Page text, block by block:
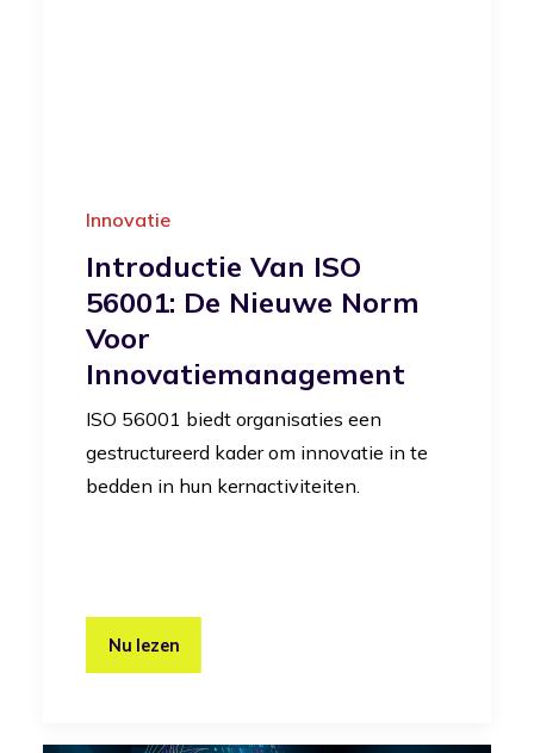
Innovatie
Introductie Van ISO
56001: De Nieuwe Norm
Voor
Innovatiemanagement
ISO 56001 biedt organisaties een
gestructureerd kader om innovatie in te
bedden in hun kernactiviteiten.
Nu lezen